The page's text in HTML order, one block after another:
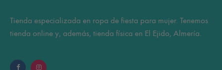
Tienda especializada en ropa de fiesta para mujer. Tenemos
tienda online y, además, tienda física en El Ejido, Almería.